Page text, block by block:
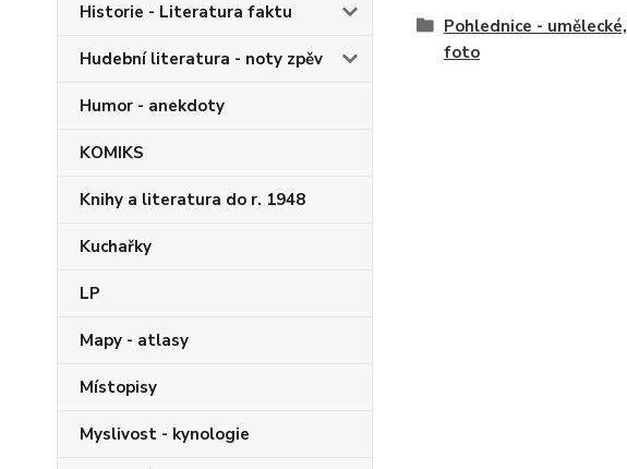
Historie - Literatura faktu
Hudební literatura - noty zpěv
Humor - anekdoty
KOMIKS
Knihy a literatura do r. 1948
Kuchařky
LP
Mapy - atlasy
Místopisy
Myslivost - kynologie
Pohlednice - umělecké,
foto